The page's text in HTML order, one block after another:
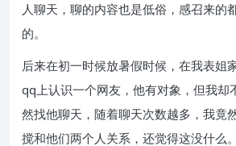
人聊天，聊的内容也是低俗，感召来的
的。
后来在初一时候放暑假时候，在我表姐
qq上认识一个网友，他有对象，但我却
然找他聊天，随着聊天次数越多，我竟
搅和他们两个人关系，还觉得这没什么